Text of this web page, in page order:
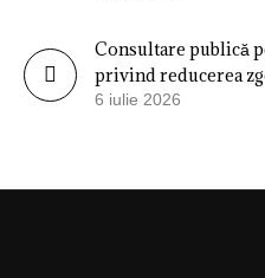
Consultare publică
privind reducerea
6 iulie 2026